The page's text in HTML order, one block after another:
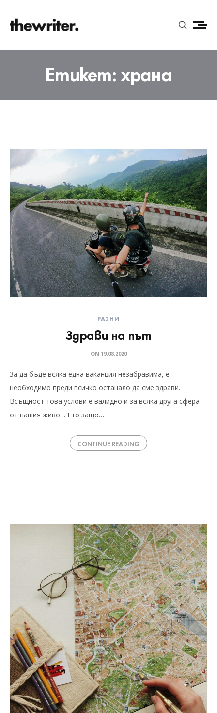
Етикет:храна
РАЗНИ
Здрави на път
ON 19.08.2020
За да бъде всяка една ваканция незабравима, е
необходимо преди всичко останало да сме здрави.
Всъщност това услови е валидно и за всяка друга сфера
от нашия живот. Ето защо…
CONTINUE READING